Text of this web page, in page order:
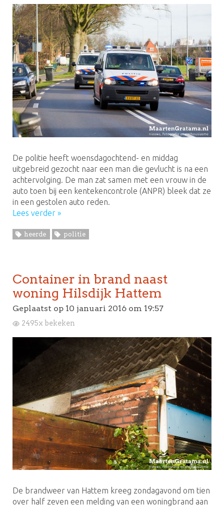
De politie heeft woensdagochtend- en middag
uitgebreid gezocht naar een man die gevlucht is na een
achtervolging. De man zat samen met een vrouw in de
auto toen bij een kentekencontrole (ANPR) bleek dat ze
in een gestolen auto reden.
Lees verder »
heerde politie
Container in brand naast
woning Hilsdijk Hattem
Geplaatst op 10 januari 2016 om 19:57
2495x bekeken
De brandweer van Hattem kreeg zondagavond om tien
over half zeven een melding van een woningbrand aan